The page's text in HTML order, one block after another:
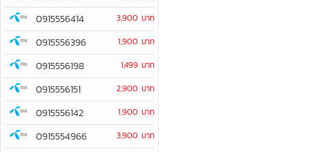
0915556414 3,900 บาท
0915556396 1,900 บาท
0915556198 1,499 บาท
0915556151 2,900 บาท
0915556142 1,900 บาท
0915554966 3,900 บาท